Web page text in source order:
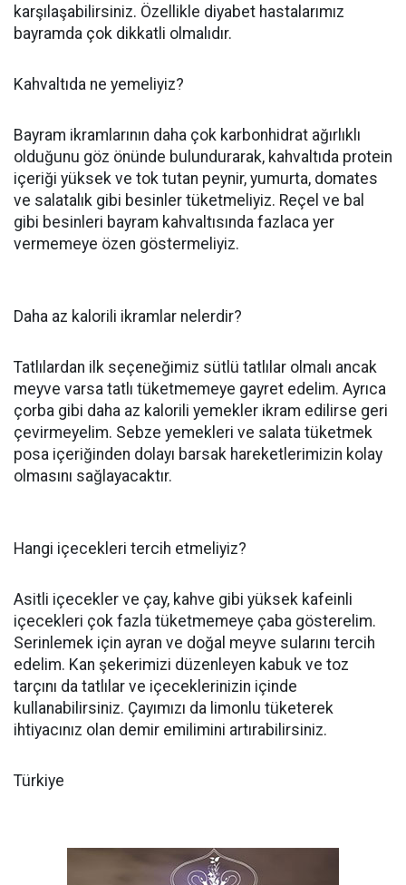
karşılaşabilirsiniz. Özellikle diyabet hastalarımız
bayramda çok dikkatli olmalıdır.
Kahvaltıda ne yemeliyiz?
Bayram ikramlarının daha çok karbonhidrat ağırlıklı
olduğunu göz önünde bulundurarak, kahvaltıda protein
içeriği yüksek ve tok tutan peynir, yumurta, domates
ve salatalık gibi besinler tüketmeliyiz. Reçel ve bal
gibi besinleri bayram kahvaltısında fazlaca yer
vermemeye özen göstermeliyiz.
Daha az kalorili ikramlar nelerdir?
Tatlılardan ilk seçeneğimiz sütlü tatlılar olmalı ancak
meyve varsa tatlı tüketmemeye gayret edelim. Ayrıca
çorba gibi daha az kalorili yemekler ikram edilirse geri
çevirmeyelim. Sebze yemekleri ve salata tüketmek
posa içeriğinden dolayı barsak hareketlerimizin kolay
olmasını sağlayacaktır.
Hangi içecekleri tercih etmeliyiz?
Asitli içecekler ve çay, kahve gibi yüksek kafeinli
içecekleri çok fazla tüketmemeye çaba gösterelim.
Serinlemek için ayran ve doğal meyve sularını tercih
edelim. Kan şekerimizi düzenleyen kabuk ve toz
tarçını da tatlılar ve içeceklerinizin içinde
kullanabilirsiniz. Çayımızı da limonlu tüketerek
ihtiyacınız olan demir emilimini artırabilirsiniz.
Türkiye